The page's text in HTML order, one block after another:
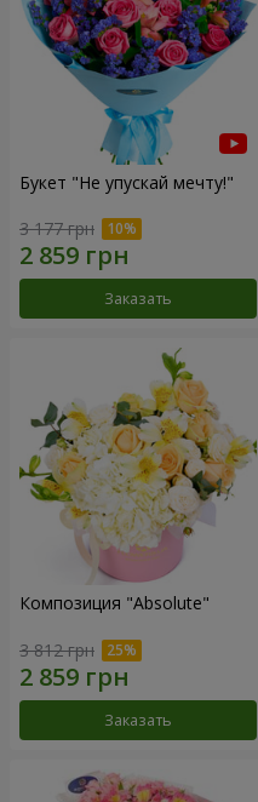
Букет "Не упускай мечту!"
3 177 грн
Заказать
Композиция "Absolute"
3 812 грн
Заказать